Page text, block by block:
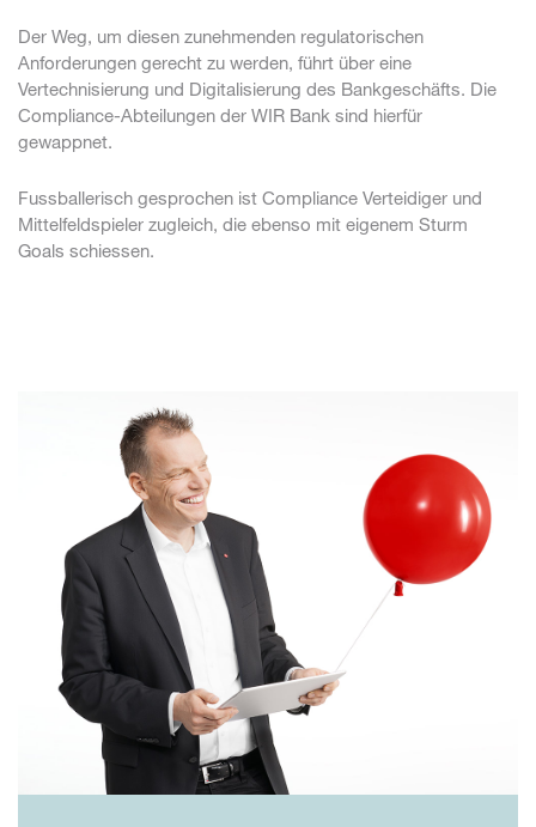
Der Weg, um diesen zunehmenden regulatorischen
Anforderungen gerecht zu werden, führt über eine
Vertechnisierung und Digitalisierung des Bankgeschäfts. Die
Compliance-Abteilungen der WIR Bank sind hierfür
gewappnet.
Fussballerisch gesprochen ist Compliance Verteidiger und
Mittelfeldspieler zugleich, die ebenso mit eigenem Sturm
Goals schiessen.